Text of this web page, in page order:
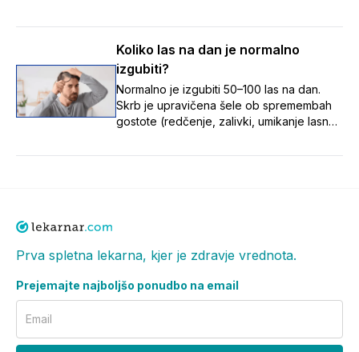
redčenje na temenu ter tanjšanje in izgubo
postopne spremembe pomembno opaziti
zgodaj, saj je zdravljenje uspešnejše,
dokler so lasni mešički še aktivni.
Koliko las na dan je normalno
izgubiti?
Normalno je izgubiti 50–100 las na dan.
Skrb je upravičena šele ob spremembah
gostote (redčenje, zalivki, umikanje lasne
hranil, zdravila, dednost. Ob opaznih
Prva spletna lekarna, kjer je zdravje vrednota.
Prejemajte najboljšo ponudbo na email
Email